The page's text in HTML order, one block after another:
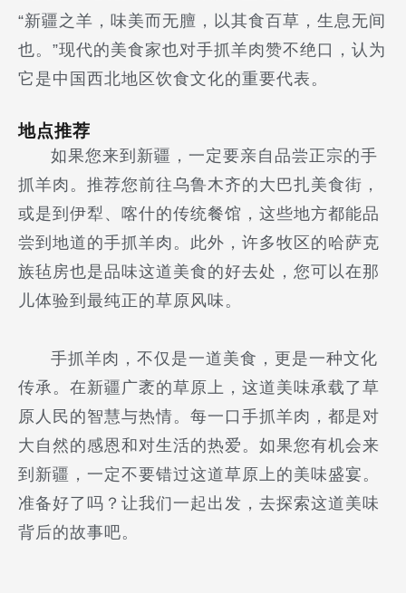
“新疆之羊，味美而无膻，以其食百草，生息无间
也。”现代的美食家也对手抓羊肉赞不绝口，认为
它是中国西北地区饮食文化的重要代表。
地点推荐
如果您来到新疆，一定要亲自品尝正宗的手
抓羊肉。推荐您前往乌鲁木齐的大巴扎美食街，
或是到伊犁、喀什的传统餐馆，这些地方都能品
尝到地道的手抓羊肉。此外，许多牧区的哈萨克
族毡房也是品味这道美食的好去处，您可以在那
儿体验到最纯正的草原风味。
手抓羊肉，不仅是一道美食，更是一种文化
传承。在新疆广袤的草原上，这道美味承载了草
原人民的智慧与热情。每一口手抓羊肉，都是对
大自然的感恩和对生活的热爱。如果您有机会来
到新疆，一定不要错过这道草原上的美味盛宴。
准备好了吗？让我们一起出发，去探索这道美味
背后的故事吧。